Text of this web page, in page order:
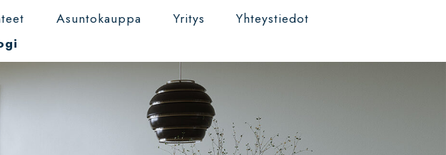
Asuntokauppa Yritys
Yhteystiedot